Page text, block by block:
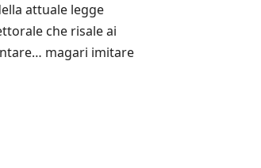
attuale legge
che risale ai
magari imitare